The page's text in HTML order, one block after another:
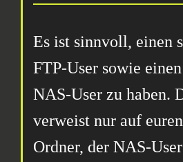
Es ist sinnvoll, einen
FTP-User sowie
NAS-User zu haben.
verweist nur auf
Ordner, der NAS-